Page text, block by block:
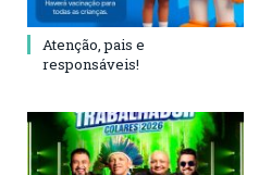
Atenção, pais e
responsáveis!